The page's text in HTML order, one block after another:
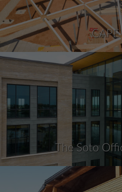
The Soto